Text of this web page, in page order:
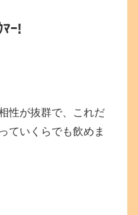
ｰ!
性が抜群で、これだ
ていくらでも飲めま